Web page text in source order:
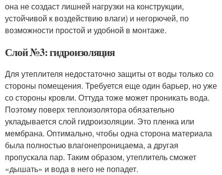
она не создаст лишней нагрузки на конструкции,
устойчивой к воздействию влаги) и негорючей, по
возможности простой и удобной в монтаже.
Слой №3: гидроизоляция
Для утеплителя недостаточно защиты от воды только со
стороны помещения. Требуется еще один барьер, но уже
со стороны кровли. Оттуда тоже может проникать вода.
Поэтому поверх теплоизолятора обязательно
укладывается слой гидроизоляции. Это пленка или
мембрана. Оптимально, чтобы одна сторона материала
была полностью влагонепроницаема, а другая
пропускала пар. Таким образом, утеплитель сможет
«дышать» и вода в него не попадет.